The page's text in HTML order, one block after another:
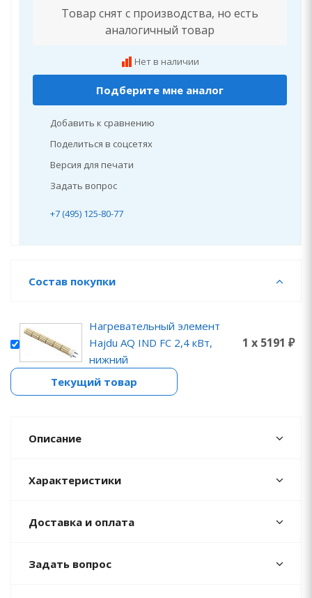
Товар снят с производства, но есть
аналогичный товар
Нет в наличии
Подберите мне аналог
Добавить к сравнению
Поделиться в соцсетях
Версия для печати
Задать вопрос
+7 (495) 125-80-77
Состав покупки
Нагревательный элемент
Hajdu AQ IND FC 2,4 кВт,
нижний
1 x 5191 ₽
Текущий товар
Описание
Характеристики
Доставка и оплата
Задать вопрос